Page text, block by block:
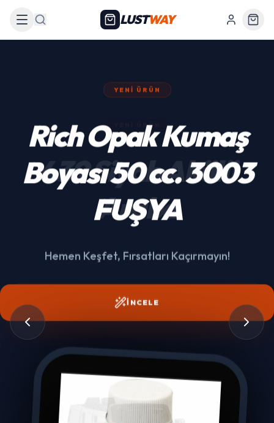
Arama LUSTWAY
439 Siyah Akülü
Araba
İNCELE